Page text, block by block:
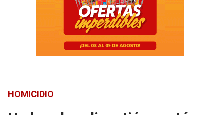
HOMICIDIO